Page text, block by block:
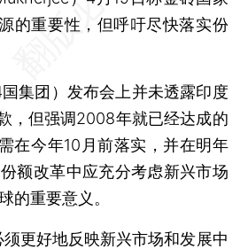
的重要性，但呼吁尽快落实份
团）发布会上并未透露印度
，但强调2008年就已经达成的
在今年10月前落实，并在明年
额改革中应充分考虑新兴市场
的重要意义。
更好地反映新兴市场和发展中